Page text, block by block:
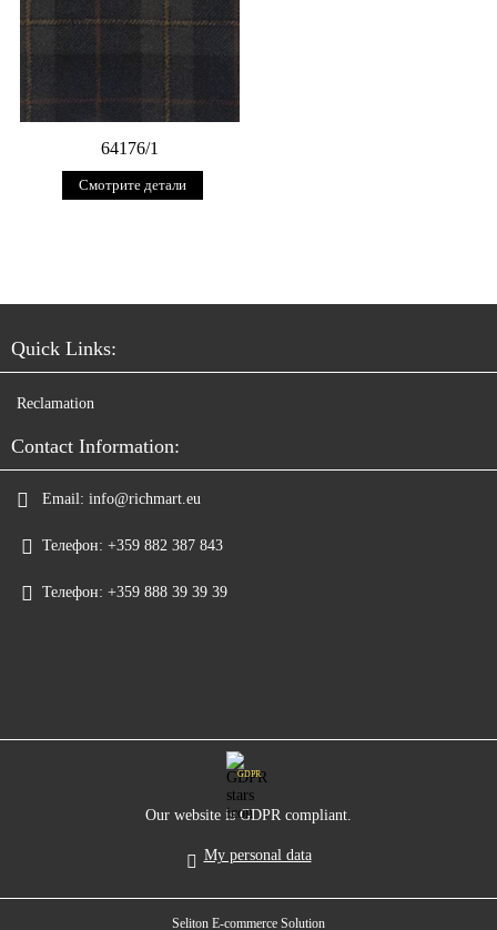
64176/1
Смотрите детали
Quick Links:
Reclamation
Contact Information:
Email: info@richmart.eu
Телефон: +359 882 387 843
Телефон: +359 888 39 39 39
GDPR
Our website is GDPR compliant.
My personal data
Seliton E-commerce Solution